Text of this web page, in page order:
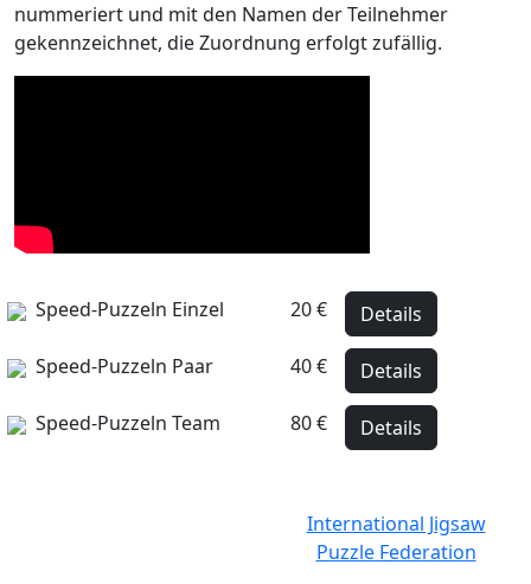
nummeriert und mit den Namen der Teilnehmer
gekennzeichnet, die Zuordnung erfolgt zufällig.
Speed-Puzzeln Einzel 20 €
Details
Speed-Puzzeln Paar
40 €
Details
Speed-Puzzeln Team
80 € Details
International Jigsaw
Puzzle Federation